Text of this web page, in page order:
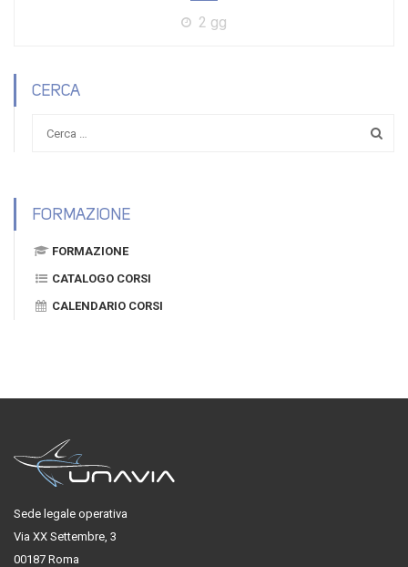
2 gg
CERCA
FORMAZIONE
FORMAZIONE
CATALOGO CORSI
CALENDARIO CORSI
Sede legale operativa
Via XX Settembre, 3
00187 Roma